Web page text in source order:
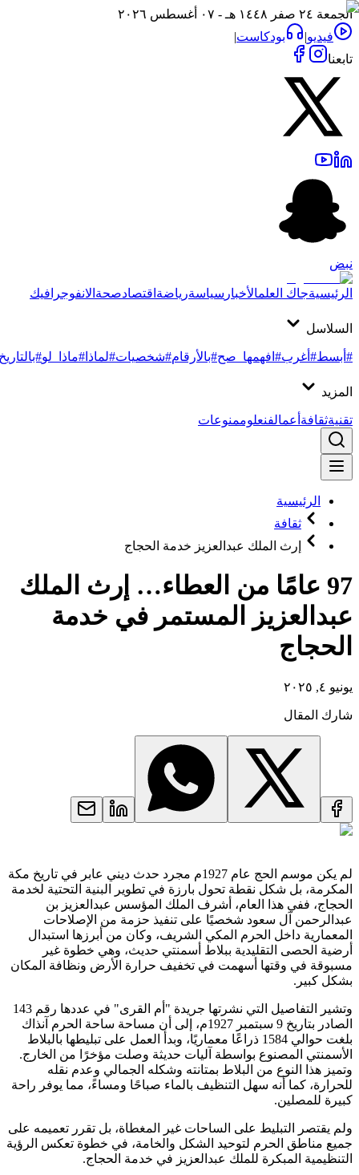
الجمعة ٢٤ صفر ١٤٤٨ هـ - ٠٧ أغسطس ٢٠٢٦
فيديو| بودكاست|
تابعنا
نبض
الرئيسيةجاك العلمالأخبار سياسةرياضةاقتصادصحةالانفوجرافيك
السلاسل
#أبسط#أغرب#افهمها_صح#بالأرقام#شخصيات#لماذا #ماذا_لو#بالتاريخ
المزيد
تقنيةثقافةأعمالفنعلوممنوعات
الرئيسية
ثقافة
إرث الملك عبدالعزيز خدمة الحجاج
97 عامًا من العطاء… إرث الملك
عبدالعزيز المستمر في خدمة
الحجاج
يونيو ٤, ٢٠٢٥
شارك المقال
لم يكن موسم الحج عام 1927م مجرد حدث ديني عابر في تاريخ مكة
المكرمة، بل شكل نقطة تحول بارزة في تطوير البنية التحتية لخدمة
الحجاج، ففي هذا العام، أشرف الملك المؤسس عبدالعزيز بن
عبدالرحمن آل سعود شخصيًا على تنفيذ حزمة من الإصلاحات
المعمارية داخل الحرم المكي الشريف، وكان من أبرزها استبدال
أرضية الحصى التقليدية ببلاط أسمنتي حديث، وهي خطوة غير
مسبوقة في وقتها أسهمت في تخفيف حرارة الأرض ونظافة المكان
بشكل كبير.
وتشير التفاصيل التي نشرتها جريدة "أم القرى" في عددها رقم 143
الصادر بتاريخ 9 سبتمبر 1927م، إلى أن مساحة ساحة الحرم آنذاك
بلغت حوالي 1584 ذراعًا معماريًا، وبدأ العمل على تبليطها بالبلاط
الأسمنتي المصنوع بواسطة آليات حديثة وصلت مؤخرًا من الخارج.
وتميز هذا النوع من البلاط بمتانته وشكله الجمالي وعدم نقله
للحرارة، كما أنه سهل التنظيف بالماء صباحًا ومساءً، مما يوفر راحة
كبيرة للمصلين.
ولم يقتصر التبليط على الساحات غير المغطاة، بل تقرر تعميمه على
جميع مناطق الحرم لتوحيد الشكل والخامة، في خطوة تعكس الرؤية
التنظيمية المبكرة للملك عبدالعزيز في خدمة الحجاج.